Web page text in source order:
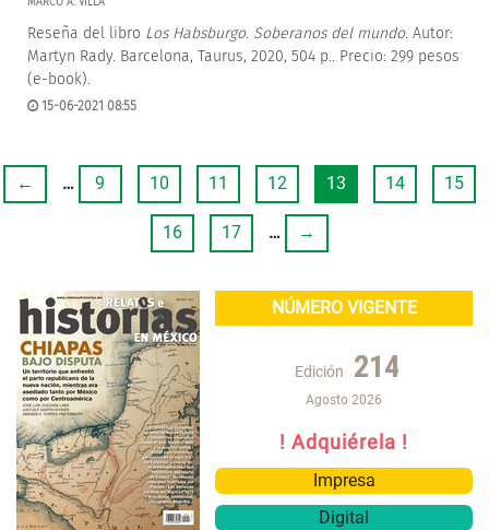
Reseña del libro Los Habsburgo. Soberanos del mundo. Autor:
Martyn Rady. Barcelona, Taurus, 2020, 504 p.. Precio: 299 pesos
(e-book).
15-06-2021 08:55
← … 9 10 11 12 13 14 15
16 17 … →
NÚMERO VIGENTE
Edición 214
Agosto 2026
! Adquiérela !
Impresa
Digital